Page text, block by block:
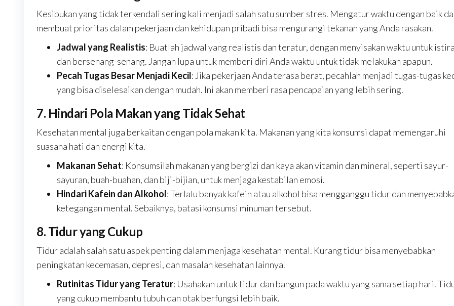
Kesibukan yang tidak terkendali sering kali menjadi salah satu sumber stres. Mengatur waktu dengan baik
membuat prioritas dalam pekerjaan dan kehidupan pribadi bisa mengurangi tekanan yang Anda rasakan.
Jadwal yang Realistis: Buatlah jadwal yang realistis dan teratur, dengan menyisakan waktu untuk
dan bersenang-senang. Jangan lupa untuk memberi diri Anda waktu untuk tidak melakukan apapun.
Pecah Tugas Besar Menjadi Kecil: Jika pekerjaan Anda terasa berat, pecahlah menjadi tugas-tugas
yang bisa diselesaikan dengan mudah. Ini akan memberi rasa pencapaian yang lebih sering.
7. Hindari Pola Makan yang Tidak Sehat
Kesehatan mental juga berkaitan dengan pola makan kita. Makanan yang kita konsumsi dapat memengaruhi
suasana hati dan energi kita.
Makanan Sehat: Konsumsilah makanan yang bergizi dan kaya akan vitamin dan mineral, seperti sayur-
sayuran, buah-buahan, dan biji-bijian, untuk menjaga kestabilan emosi.
Hindari Kafein dan Alkohol: Terlalu banyak kafein atau alkohol bisa mengganggu tidur dan
ketegangan mental. Sebaiknya, batasi konsumsi minuman tersebut.
8. Tidur yang Cukup
Tidur adalah salah satu aspek penting dalam menjaga kesehatan mental. Kurang tidur bisa menyebabkan
peningkatan kecemasan, depresi, dan masalah kesehatan lainnya.
Rutinitas Tidur yang Teratur: Usahakan untuk tidur dan bangun pada waktu yang sama setiap hari.
yang cukup membantu tubuh dan otak berfungsi lebih baik.